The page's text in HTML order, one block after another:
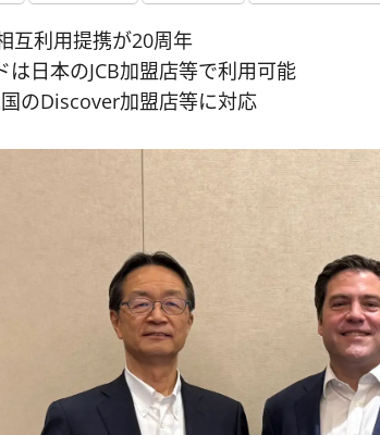
互利用提携が20周年
日本のJCB加盟店等で利用可能
のDiscover加盟店等に対応